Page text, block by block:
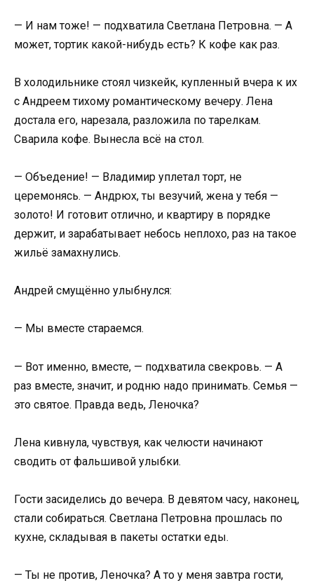
— И нам тоже! — подхватила Светлана Петровна. — А
может, тортик какой-нибудь есть? К кофе как раз.
В холодильнике стоял чизкейк, купленный вчера к их
с Андреем тихому романтическому вечеру. Лена
достала его, нарезала, разложила по тарелкам.
Сварила кофе. Вынесла всё на стол.
— Объедение! — Владимир уплетал торт, не
церемонясь. — Андрюх, ты везучий, жена у тебя —
золото! И готовит отлично, и квартиру в порядке
держит, и зарабатывает небось неплохо, раз на такое
жильё замахнулись.
Андрей смущённо улыбнулся:
— Мы вместе стараемся.
— Вот именно, вместе, — подхватила свекровь. — А
раз вместе, значит, и родню надо принимать. Семья —
это святое. Правда ведь, Леночка?
Лена кивнула, чувствуя, как челюсти начинают
сводить от фальшивой улыбки.
Гости засиделись до вечера. В девятом часу, наконец,
стали собираться. Светлана Петровна прошлась по
кухне, складывая в пакеты остатки еды.
— Ты не против, Леночка? А то у меня завтра гости,